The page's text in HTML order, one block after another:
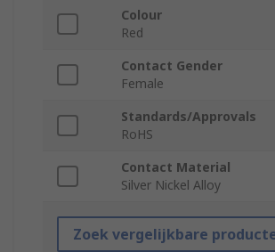
Colour
Red
Contact Gender
Female
Standards/Approvals
RoHS
Contact Material
Silver Nickel Alloy
Zoek vergelijkbare